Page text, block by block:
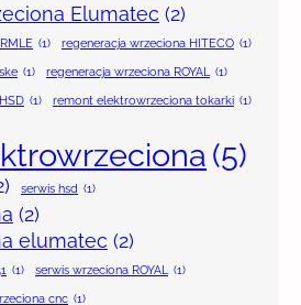
Elumatec (2)
(1) regeneracja wrzeciona HITECO (1)
(1) regeneracja wrzeciona ROYAL (1)
(1) remont elektrowrzeciona tokarki (1)
(5)
serwis hsd (1)
(2)
elumatec (2)
(1) serwis wrzeciona ROYAL (1)
cnc (1)